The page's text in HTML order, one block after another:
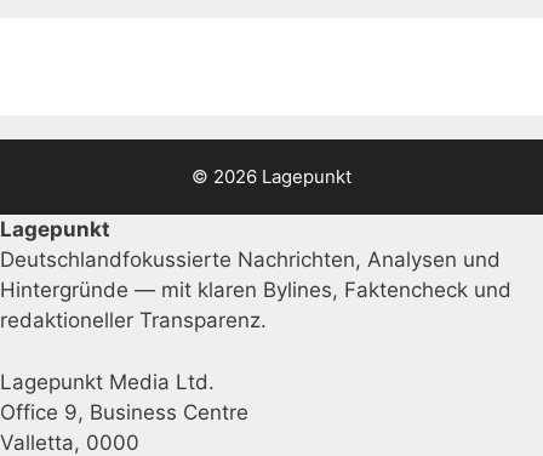
© 2026 Lagepunkt
Lagepunkt
Deutschlandfokussierte Nachrichten, Analysen und
Hintergründe — mit klaren Bylines, Faktencheck und
redaktioneller Transparenz.
Lagepunkt Media Ltd.
Office 9, Business Centre
Valletta, 0000